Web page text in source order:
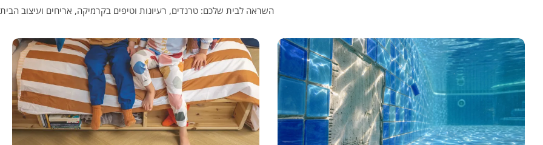
השראה לבית שלכם: טרנדים, רעיונות וטיפים בקרמיקה, אריחים ועיצוב